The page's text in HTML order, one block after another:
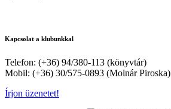
Kapcsolat a klubunkkal
Telefon: (+36) 94/380-113 (könyvtár)
Mobil: (+36) 30/575-0893 (Molnár Piroska)
Írjon üzenetet!